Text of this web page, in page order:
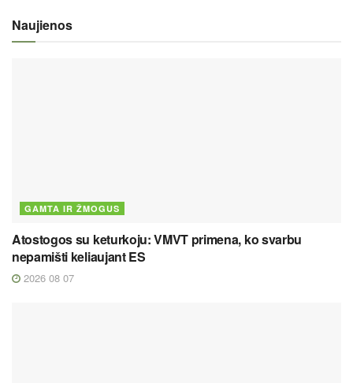
Naujienos
GAMTA IR ŽMOGUS
Atostogos su keturkoju: VMVT primena, ko svarbu
nepamišti keliaujant ES
2026 08 07